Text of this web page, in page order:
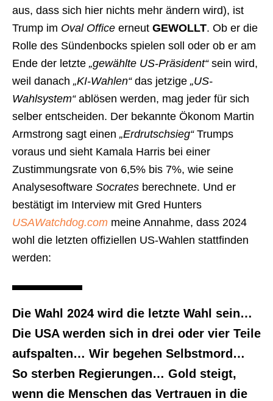
aus, dass sich hier nichts mehr ändern wird), ist
Trump im Oval Office erneut GEWOLLT. Ob er die
Rolle des Sündenbocks spielen soll oder ob er am
Ende der letzte „gewählte US-Präsident“sein wird,
weil danach „KI-Wahlen“das jetzige „US-
Wahlsystem“ablösen werden, mag jeder für sich
selber entscheiden. Der bekannte Ökonom Martin
Armstrong sagt einen „Erdrutschsieg“Trumps
voraus und sieht Kamala Harris bei einer
Zustimmungsrate von 6,5% bis 7%, wie seine
Analysesoftware Socrates berechnete. Und er
bestätigt im Interview mit Gred Hunters
USAWatchdog.com meine Annahme, dass 2024
wohl die letzten offiziellen US-Wahlen stattfinden
werden:
Die Wahl 2024 wird die letzte Wahl sein…
Die USA werden sich in drei oder vier Teile
aufspalten… Wir begehen Selbstmord…
So sterben Regierungen… Gold steigt,
wenn die Menschen das Vertrauen in die